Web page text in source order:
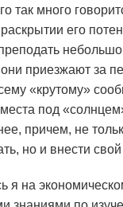
так много
его
приезжают за
«крутому»
под
причем, не
но и внести
я на